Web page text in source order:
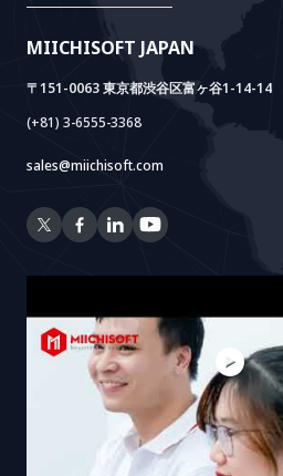
MIICHISOFT JAPAN
〒151-0063 東京都渋谷区富ヶ谷1-14-14
(+81) 3-6555-3368
sales@miichisoft.com
RAG Package